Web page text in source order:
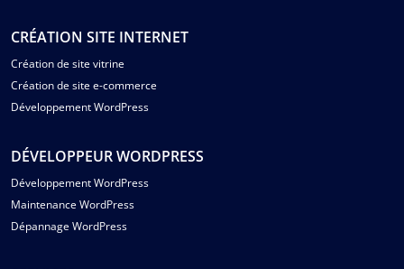
CRÉATION SITE INTERNET
Création de site vitrine
Création de site e-commerce
Développement WordPress
DÉVELOPPEUR WORDPRESS
Développement WordPress
Maintenance WordPress
Dépannage WordPress